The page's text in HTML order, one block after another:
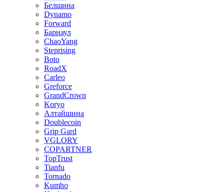
Белшина
Dynamo
Forward
Барнаул
ChaoYang
Steprising
Boto
RoadX
Carleo
Greforce
GrandCrown
Koryo
Алтайшина
Doublecoin
Grip Gard
VGLORY
COPARTNER
TopTrust
Tianfu
Tornado
Kumho